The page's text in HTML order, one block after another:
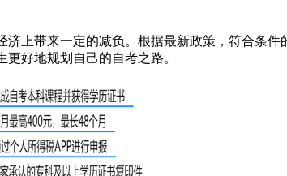
上带来一定的减负。根据最新政策，符合条
好地规划自己的自考之路。